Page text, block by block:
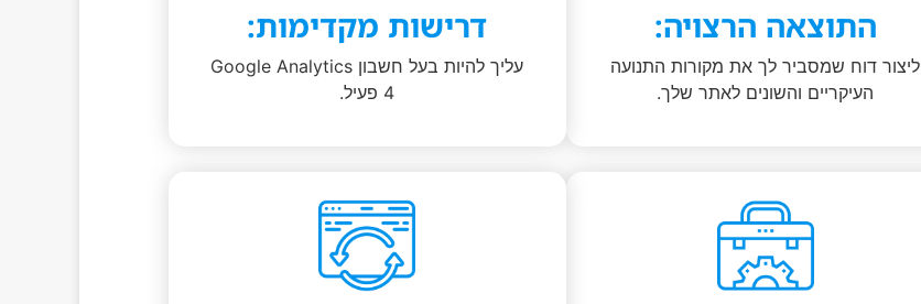
התוצאה הרצויה:
ליצור דוח שמסביר לך את מקורות התנועה
העיקריים והשונים לאתר שלך.
דרישות מקדימות:
עליך להיות בעל חשבון Google Analytics
4 פעיל.